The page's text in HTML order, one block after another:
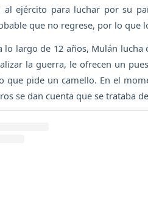
al ejército para luchar por su
que no regrese, por lo que
lo largo de 12 años, Mulán
la guerra, le ofrecen un
que pide un camello. En el
se dan cuenta que se trataba